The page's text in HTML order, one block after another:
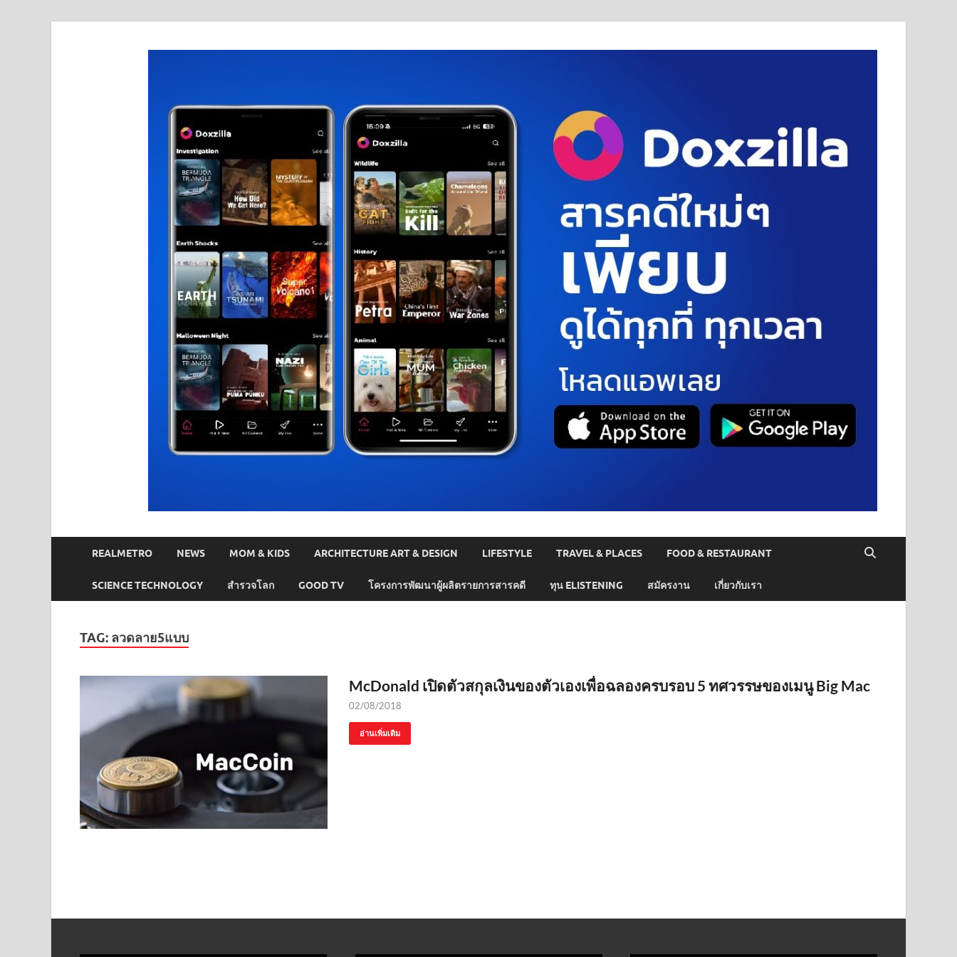
REALMETRO NEWS MOM & KIDS ARCHITECTURE ART & DESIGN LIFESTYLE TRAVEL & PLACES FOOD & RESTAURANT
SCIENCE TECHNOLOGY สำรวจโลก GOOD TV โครงการพัฒนาผู้ผลิตรายการสารคดี ทุน ELISTENING สมัครงาน เกี่ยวกับเรา
TAG: ลวดลาย5แบบ
McDonald เปิดตัวสกุลเงินของตัวเองเพื่อฉลองครบรอบ 5 ทศวรรษของเมนู Big Mac
02/08/2018
อ่านเพิ่มเติม